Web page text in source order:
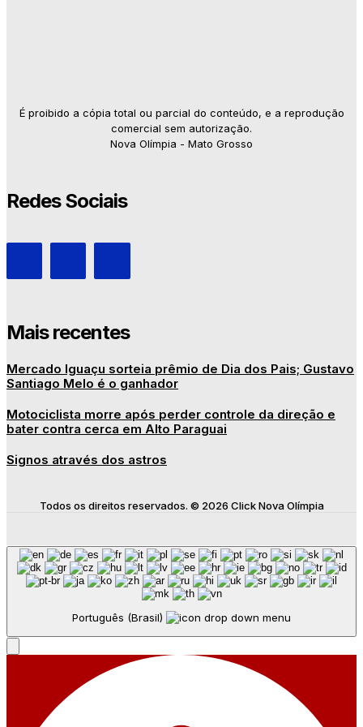
É proibido a cópia total ou parcial do conteúdo, e a reprodução
comercial sem autorização.
Nova Olímpia - Mato Grosso
Redes Sociais
Mais recentes
Mercado Iguaçu sorteia prêmio de Dia dos Pais; Gustavo
Santiago Melo é o ganhador
Motociclista morre após perder controle da direção e
bater contra cerca em Alto Paraguai
Signos através dos astros
Todos os direitos reservados. © 2026 Click Nova Olímpia
Português (Brasil)